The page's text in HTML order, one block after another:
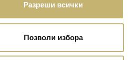
Разреши всички
Позволи избора